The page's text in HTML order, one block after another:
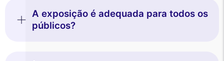
A exposição é adequada para todos os
públicos?